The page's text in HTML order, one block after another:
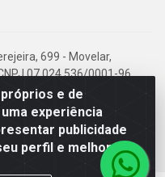
e de
experiência
publicidade
perfil e melhorar a
699 - Movelar,
07.024.536/0001-96